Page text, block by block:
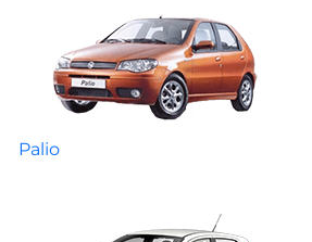
Palio